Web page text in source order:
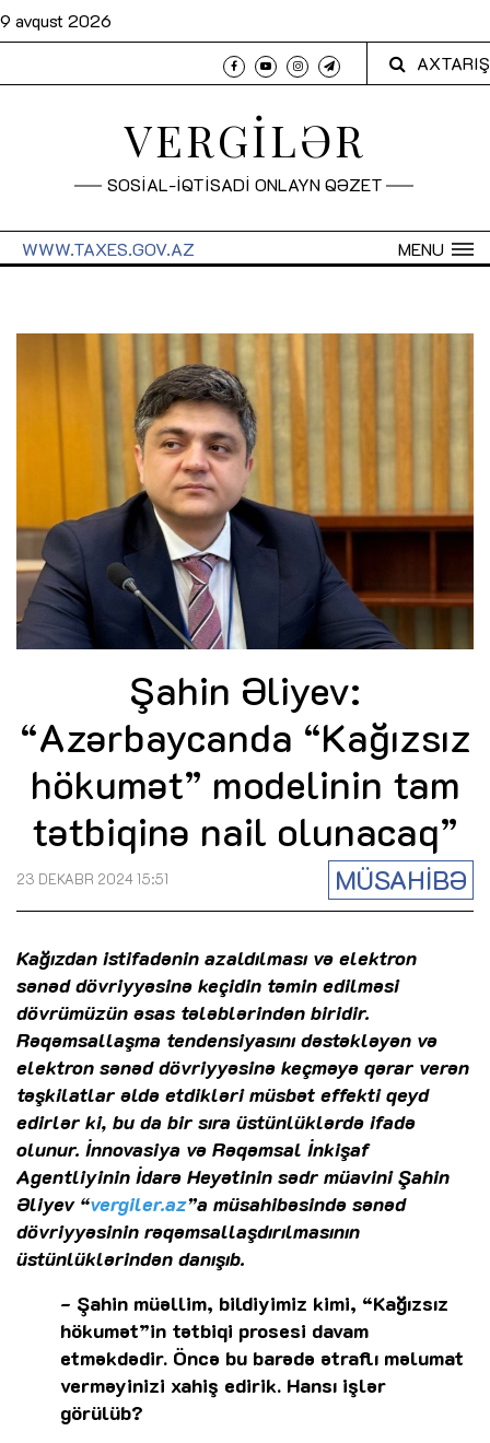
9 avqust 2026
AXTARIŞ
VERGİLƏR
SOSİAL-İQTİSADİ ONLAYN QƏZET
MENU
WWW.TAXES.GOV.AZ
Şahin Əliyev:
“Azərbaycanda “Kağızsız
hökumət” modelinin tam
tətbiqinə nail olunacaq”
MÜSAHİBƏ
23 DEKABR 2024 15:51
Kağızdan istifadənin azaldılması və elektron
sənəd dövriyyəsinə keçidin təmin edilməsi
dövrümüzün əsas tələblərindən biridir.
Rəqəmsallaşma tendensiyasını dəstəkləyən və
elektron sənəd dövriyyəsinə keçməyə qərar verən
təşkilatlar əldə etdikləri müsbət effekti qeyd
edirlər ki, bu da bir sıra üstünlüklərdə ifadə
olunur. İnnovasiya və Rəqəmsal İnkişaf
Agentliyinin İdarə Heyətinin sədr müavini Şahin
Əliyev “vergiler.az”a müsahibəsində sənəd
dövriyyəsinin rəqəmsallaşdırılmasının
üstünlüklərindən danışıb.
- Şahin müəllim, bildiyimiz kimi, “Kağızsız
hökumət”in tətbiqi prosesi davam
etməkdədir. Öncə bu barədə ətraflı məlumat
verməyinizi xahiş edirik. Hansı işlər
görülüb?